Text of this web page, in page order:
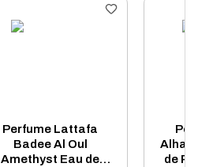
Perfume Lattafa
Badee Al Oul
Amethyst Eau de
de